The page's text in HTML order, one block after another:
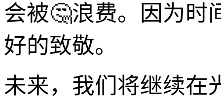
会被🤔浪费。因为时
好的致敬。
未来，我们将继续在